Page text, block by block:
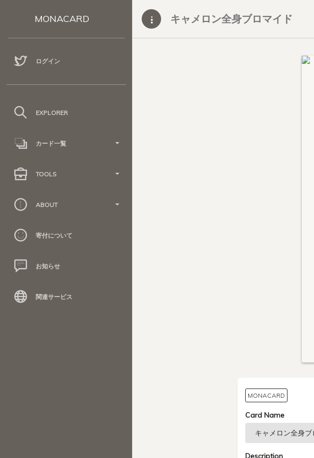
MONACARD
ログイン
EXPLORER
カード一覧
TOOLS
ABOUT
寄付について
お知らせ
関連サービス
キャメロン全身ブロマイド
MONACARD
Card Name
Description